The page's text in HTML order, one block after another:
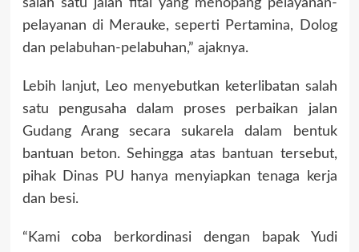
salah satu jalan fital yang menopang pelayanan-
pelayanan di Merauke, seperti Pertamina, Dolog
dan pelabuhan-pelabuhan,” ajaknya.
Lebih lanjut, Leo menyebutkan keterlibatan salah
satu pengusaha dalam proses perbaikan jalan
Gudang Arang secara sukarela dalam bentuk
bantuan beton. Sehingga atas bantuan tersebut,
pihak Dinas PU hanya menyiapkan tenaga kerja
dan besi.
“Kami coba berkordinasi dengan bapak Yudi